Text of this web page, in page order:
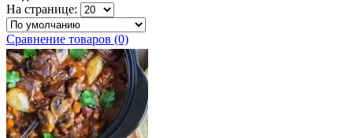
На странице:
Сравнение товаров (0)